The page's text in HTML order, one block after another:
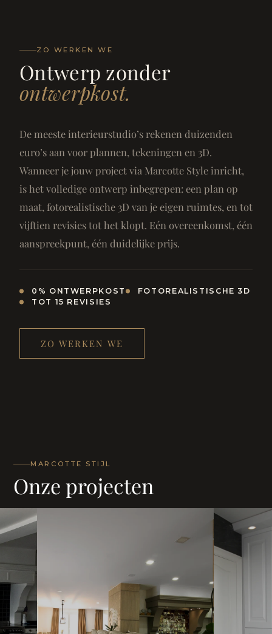
ZO WERKEN WE
Ontwerp zonder
ontwerpkost.
De meeste interieurstudio’s rekenen duizenden
euro’s aan voor plannen, tekeningen en 3D.
Wanneer je jouw project via Marcotte Style inricht,
is het volledige ontwerp inbegrepen: een plan op
maat, fotorealistische 3D van je eigen ruimtes, en tot
vijftien revisies tot het klopt. Eén overeenkomst, één
aanspreekpunt, één duidelijke prijs.
0% ONTWERPKOST
FOTOREALISTISCHE 3D
TOT 15 REVISIES
ZO WERKEN WE
MARCOTTE STIJL
Onze projecten